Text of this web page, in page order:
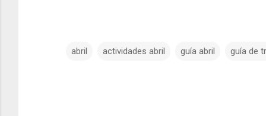
abril actividades abril guía abril guía de